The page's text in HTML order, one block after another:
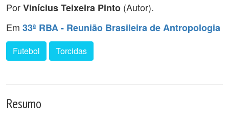
PorVinícius Teixeira Pinto (Autor).
Em 33ª RBA - Reunião Brasileira de Antropologia
Futebol Torcidas
Resumo